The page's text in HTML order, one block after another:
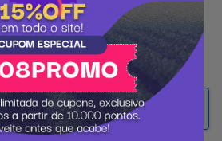
Tramontina 20 Litros
-11%